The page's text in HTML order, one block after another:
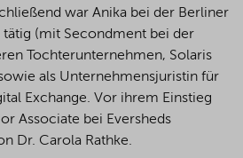
war Anika bei der Berliner
tätig (mit Secondment bei der
Tochterunternehmen, Solaris
als Unternehmensjuristin für
Exchange. Vor ihrem Einstieg
Associate bei Eversheds
Dr. Carola Rathke.